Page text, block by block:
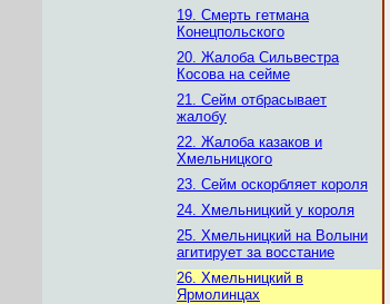
19. Смерть гетмана
Конецпольского
20. Жалоба Сильвестра
Косова на сейме
21. Сейм отбрасывает
жалобу
22. Жалоба казаков и
Хмельницкого
23. Сейм оскорбляет короля
24. Хмельницкий у короля
25. Хмельницкий на Волыни
агитирует за восстание
26. Хмельницкий в
Ярмолинцах